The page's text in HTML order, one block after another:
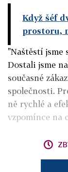
Když šéf
prostoru,
"Naštěstí jsme
Dostali jsme
současné
společnosti.
ně rychlé a
vzpomínce na